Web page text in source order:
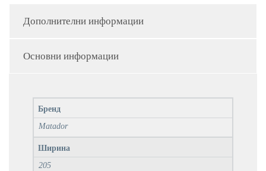
Дополнителни информации
Основни информации
Бренд
Matador
Ширина
205